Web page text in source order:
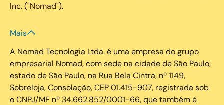
Inc. ("Nomad").
Mais
A Nomad Tecnologia Ltda. é uma empresa do grupo
empresarial Nomad, com sede na cidade de São Paulo,
estado de São Paulo, na Rua Bela Cintra, nº 1149,
Sobreloja, Consolação, CEP 01.415-907, registrada sob
o CNPJ/MF nº 34.662.852/0001-66, que também é